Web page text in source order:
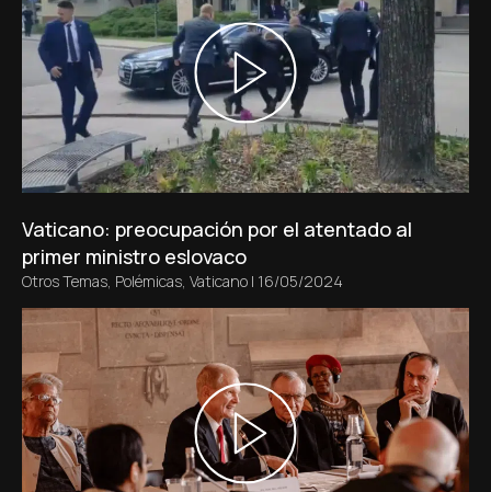
Vaticano: preocupación por el atentado al
primer ministro eslovaco
Otros Temas, Polémicas, Vaticano | 16/05/2024